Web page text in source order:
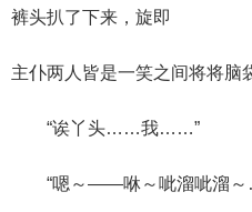
裤头扒了下来，旋即
主仆两人皆是一笑之间将将脑
“诶丫头……我……”
“嗯～——咻～呲溜呲溜